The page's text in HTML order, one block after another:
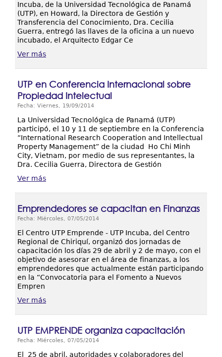
Incuba, de la Universidad Tecnológica de Panamá
(UTP), en Howard, la Directora de Gestión y
Transferencia del Conocimiento, Dra. Cecilia
Guerra, entregó las llaves de la oficina a un nuevo
incubado, el Arquitecto Edgar Ce
Ver más
UTP en Conferencia Internacional sobre
Propiedad Intelectual
Fecha: Viernes, 19/09/2014
La Universidad Tecnológica de Panamá (UTP)
participó, el 10 y 11 de septiembre en la Conferencia
“International Research Cooperation and Intellectual
Property Management” de la ciudad Ho Chi Minh
City, Vietnam, por medio de sus representantes, la
Dra. Cecilia Guerra, Directora de Gestión
Ver más
Emprendedores se capacitan en Finanzas
Fecha: Miércoles, 07/05/2014
El Centro UTP Emprende - UTP Incuba, del Centro
Regional de Chiriquí, organizó dos jornadas de
capacitación los días 29 de abril y 2 de mayo, con el
objetivo de asesorar en el área de finanzas, a los
emprendedores que actualmente están participando
en la “Convocatoria para el Fomento a Nuevos
Empren
Ver más
UTP EMPRENDE organiza capacitación
Fecha: Miércoles, 07/05/2014
El 25 de abril, autoridades y colaboradores del